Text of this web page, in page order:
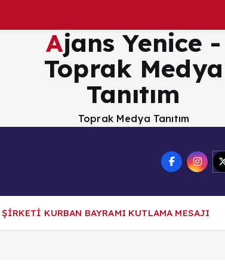
Ajans Yenice -
Toprak Medya
Tanıtım
Toprak Medya Tanıtım
KURBAN BAYRAMI KUTLAMA MESAJI